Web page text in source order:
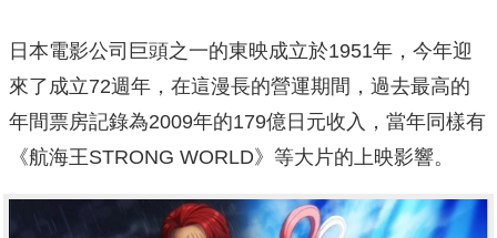
日本電影公司巨頭之一的東映成立於1951年，今年迎
來了成立72週年，在這漫長的營運期間，過去最高的
年間票房記錄為2009年的179億日元收入，當年同樣有
《航海王STRONG WORLD》等大片的上映影響。